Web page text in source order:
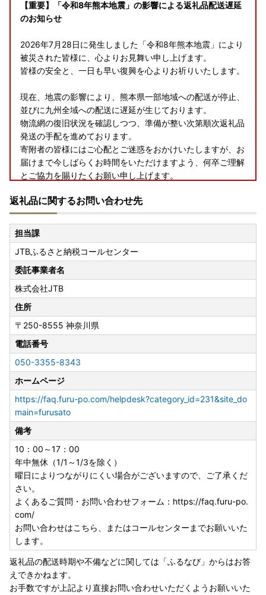
【重要】「令和8年熊本地震」の影響による返礼品配送遅延
のお知らせ
2026年7月28日に発生しました「令和8年熊本地震」により
被災された皆様に、心よりお見舞い申し上げます。
皆様の安全と、一日も早い復興を心よりお祈りいたします。
現在、地震の影響により、熊本県一部地域への配送が停止、
並びに九州全域への配送に遅延が生じております。
物流網の復旧状況を確認しつつ、準備が整い次第順次返礼品
発送の手配を進めております。
寄附者の皆様にはご心配とご迷惑をおかけいたしますが、お
届けまで今しばらくお時間をいただけますよう、何卒ご理解
とご協力を賜りたくお願い申し上げます。
返礼品に関するお問い合わせ先
担当課
JTBふるさと納税コールセンター
委託事業者名
株式会社JTB
住所
〒250-8555 神奈川県
電話番号
050-3355-8343
ホームページ
https://faq.furu-po.com/helpdesk?category_id=231&site_do
main=furusato
備考
10：00～17：00
年中無休（1/1～1/3を除く）
曜日によりつながりにくい場合がございますので、ご了承くだ
さい。
よくあるご質問・お問い合わせフォーム：https://faq.furu-po.
com/
お問い合わせはこちら、またはコールセンターまでお願いいた
します。
返礼品の配送時期や不備などに関しては「ふるなび」からはお答
えできかねます。
お手数ですが上記より直接お問い合わせいただくようお願いいた